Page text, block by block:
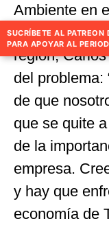
Ambiente en
preocupa por
región,
del problema:
de que
que se quite
de la
empresa.
y hay que
economía de
SUCRÍBETE AL PATREON
PARA APOYAR AL